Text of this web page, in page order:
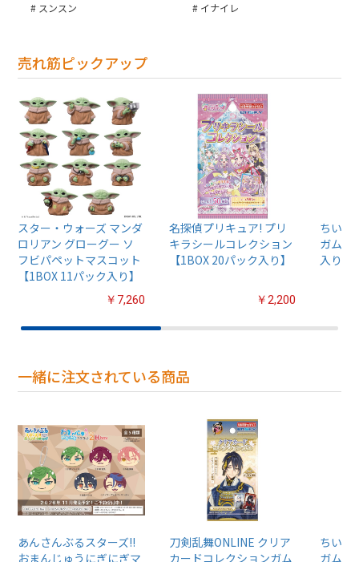
スンスン
イナイレ
売れ筋ピックアップ
スター・ウォーズ マンダ
ロリアン グローグー ソ
フビパペットマスコット
【1BOX 11パック入り】
￥7,260
名探偵プリキュア! プリ
キラシールコレクション
【1BOX 20パック入り】
￥2,200
ちいか
ガム4
入り】
一緒に注文されている商品
あんさんぶるスターズ!!
おまんじゅうにぎにぎマ
刀剣乱舞ONLINE クリア
カードコレクションガム
ちいか
ガム4